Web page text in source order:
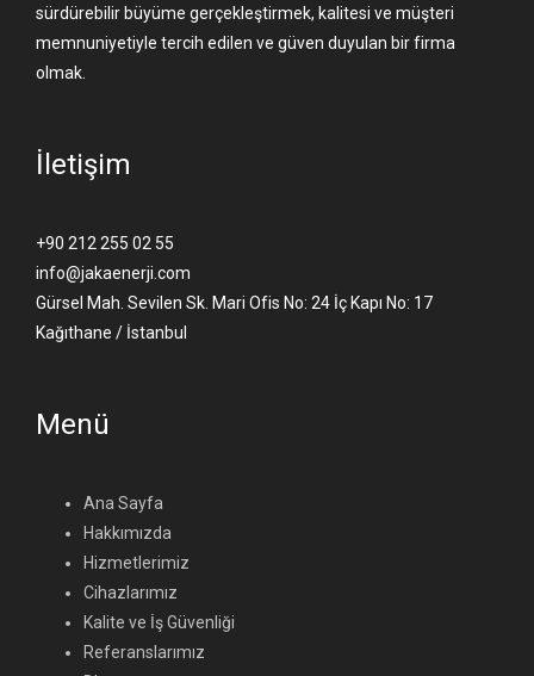
sürdürebilir büyüme gerçekleştirmek, kalitesi ve müşteri
memnuniyetiyle tercih edilen ve güven duyulan bir firma
olmak.
İletişim
+90 212 255 02 55
info@jakaenerji.com
Gürsel Mah. Sevilen Sk. Mari Ofis No: 24 İç Kapı No: 17
Kağıthane / İstanbul
Menü
Ana Sayfa
Hakkımızda
Hizmetlerimiz
Cihazlarımız
Kalite ve İş Güvenliği
Referanslarımız